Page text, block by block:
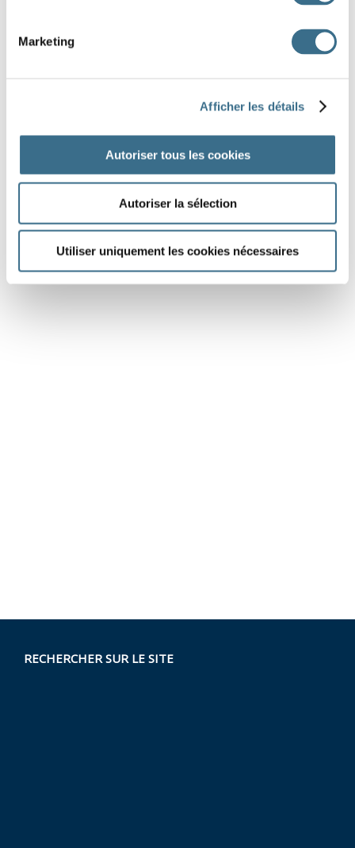
Marketing
Afficher les détails
Autoriser tous les cookies
Autoriser la sélection
Utiliser uniquement les cookies nécessaires
était étions
Dessin Fotolia © evarin20
RECHERCHER SUR LE SITE